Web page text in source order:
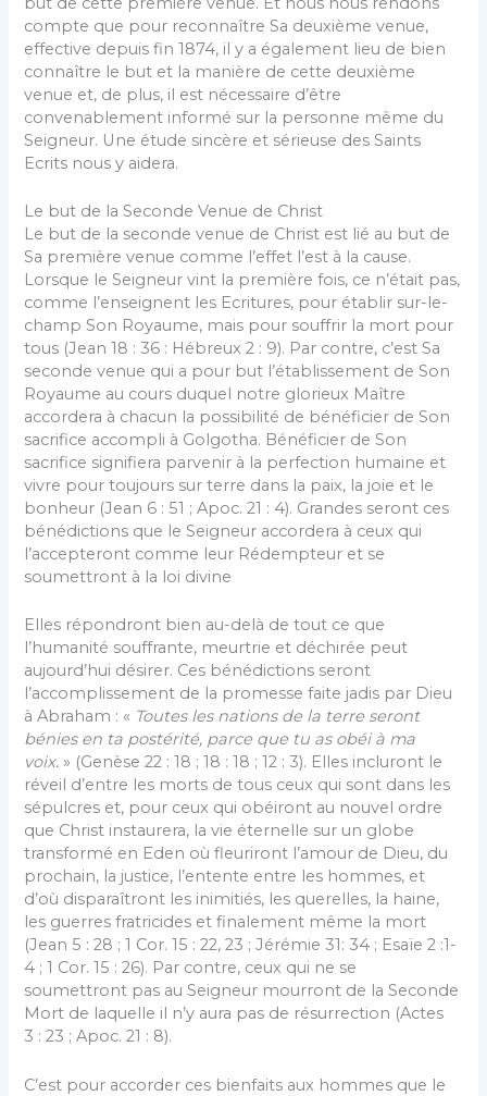
compte que pour reconnaître Sa deuxième venue,
effective depuis fin 1874, il y a également lieu de bien
connaître le but et la manière de cette deuxième
venue et, de plus, il est nécessaire d’être
convenablement informé sur la personne même du
Seigneur. Une étude sincère et sérieuse des Saints
Ecrits nous y aidera.
Le but de la Seconde Venue de Christ
Le but de la seconde venue de Christ est lié au but de
Sa première venue comme l’effet l’est à la cause.
Lorsque le Seigneur vint la première fois, ce n’était pas,
comme l’enseignent les Ecritures, pour établir sur-le-
champ Son Royaume, mais pour souffrir la mort pour
tous (Jean 18 : 36 : Hébreux 2 : 9). Par contre, c’est Sa
seconde venue qui a pour but l’établissement de Son
Royaume au cours duquel notre glorieux Maître
accordera à chacun la possibilité de bénéficier de Son
sacrifice accompli à Golgotha. Bénéficier de Son
sacrifice signifiera parvenir à la perfection humaine et
vivre pour toujours sur terre dans la paix, la joie et le
bonheur (Jean 6 : 51 ; Apoc. 21 : 4). Grandes seront ces
bénédictions que le Seigneur accordera à ceux qui
l’accepteront comme leur Rédempteur et se
soumettront à la loi divine
Elles répondront bien au-delà de tout ce que
l’humanité souffrante, meurtrie et déchirée peut
aujourd’hui désirer. Ces bénédictions seront
l’accomplissement de la promesse faite jadis par Dieu
à Abraham : « Toutes les nations de la terre seront
bénies en ta postérité, parce que tu as obéi à ma
voix. » (Genèse 22 : 18 ; 18 : 18 ; 12 : 3). Elles incluront le
réveil d’entre les morts de tous ceux qui sont dans les
sépulcres et, pour ceux qui obéiront au nouvel ordre
que Christ instaurera, la vie éternelle sur un globe
transformé en Eden où fleuriront l’amour de Dieu, du
prochain, la justice, l’entente entre les hommes, et
d’où disparaîtront les inimitiés, les querelles, la haine,
les guerres fratricides et finalement même la mort
(Jean 5 : 28 ; 1 Cor. 15 : 22, 23 ; Jérémie 31: 34 ; Esaïe 2 :1-
4 ; 1 Cor. 15 : 26). Par contre, ceux qui ne se
soumettront pas au Seigneur mourront de la Seconde
Mort de laquelle il n’y aura pas de résurrection (Actes
3 : 23 ; Apoc. 21 : 8).
C’est pour accorder ces bienfaits aux hommes que le